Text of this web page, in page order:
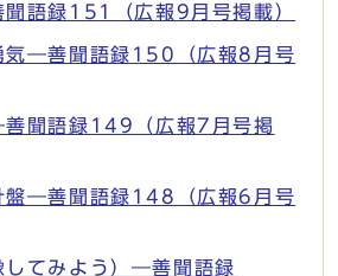
語録151（広報9月号掲載）
気―善聞語録150（広報8月号
聞語録149（広報7月号掲
盤―善聞語録148（広報6月号
してみよう）―善聞語録